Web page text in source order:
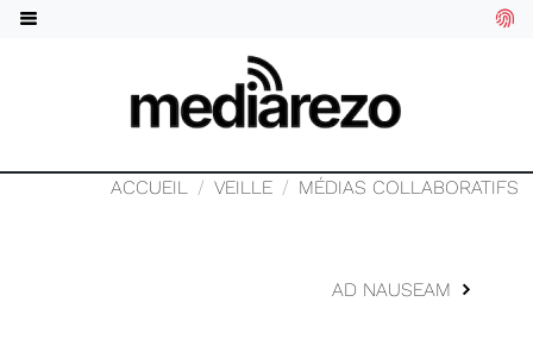
ACCUEIL VEILLE MÉDIAS COLLABORATIFS
AD NAUSEAM